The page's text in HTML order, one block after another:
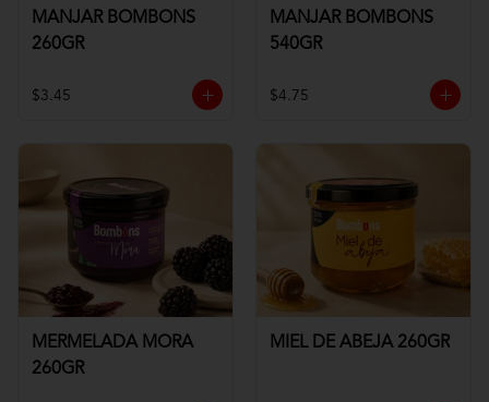
MANJAR BOMBONS
260GR
$3.45
MANJAR BOMBONS
540GR
$4.75
MERMELADA MORA
260GR
MIEL DE ABEJA 260GR